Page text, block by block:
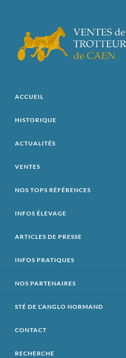
ACCUEIL
HISTORIQUE
ACTUALITÉS
VENTES
NOS TOPS RÉFÉRENCES
INFOS ÉLEVAGE
ARTICLES DE PRESSE
INFOS PRATIQUES
NOS PARTENAIRES
STÉ DE L’ANGLO NORMAND
CONTACT
RECHERCHE